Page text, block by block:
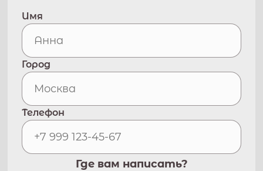
Имя
Город
Телефон
Где вам написать?